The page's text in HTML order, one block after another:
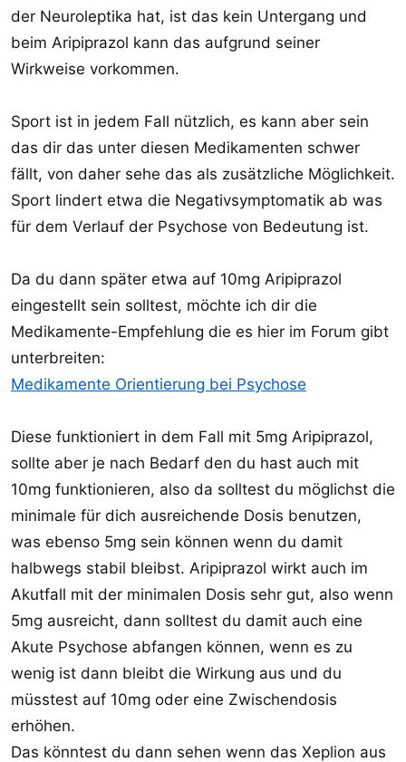
der Neuroleptika hat, ist das kein Untergang und
beim Aripiprazol kann das aufgrund seiner
Wirkweise vorkommen.
Sport ist in jedem Fall nützlich, es kann aber sein
das dir das unter diesen Medikamenten schwer
fällt, von daher sehe das als zusätzliche Möglichkeit.
Sport lindert etwa die Negativsymptomatik ab was
für dem Verlauf der Psychose von Bedeutung ist.
Da du dann später etwa auf 10mg Aripiprazol
eingestellt sein solltest, möchte ich dir die
Medikamente-Empfehlung die es hier im Forum gibt
unterbreiten:
Medikamente Orientierung bei Psychose
Diese funktioniert in dem Fall mit 5mg Aripiprazol,
sollte aber je nach Bedarf den du hast auch mit
10mg funktionieren, also da solltest du möglichst die
minimale für dich ausreichende Dosis benutzen,
was ebenso 5mg sein können wenn du damit
halbwegs stabil bleibst. Aripiprazol wirkt auch im
Akutfall mit der minimalen Dosis sehr gut, also wenn
5mg ausreicht, dann solltest du damit auch eine
Akute Psychose abfangen können, wenn es zu
wenig ist dann bleibt die Wirkung aus und du
müsstest auf 10mg oder eine Zwischendosis
erhöhen.
Das könntest du dann sehen wenn das Xeplion aus